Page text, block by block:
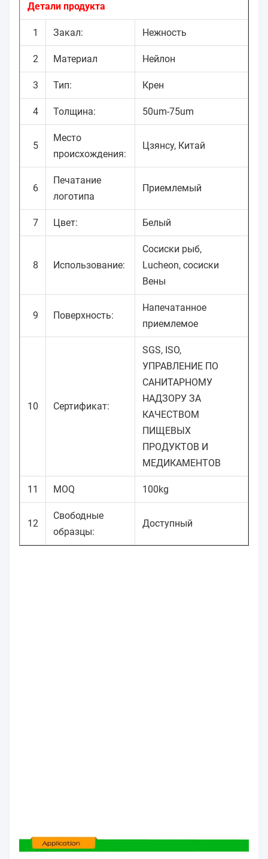
Детали продукта
1 Закал: Нежность
2 Материал Нейлон
3 Тип: Крен
4 Толщина: 50um-75um
5
Место
происхождения:
Цзянсу, Китай
6
Печатание
логотипа
Приемлемый
7 Цвет: Белый
8 Использование:
Сосиски рыб,
Lucheon, сосиски
Вены
9 Поверхность:
Напечатанное
приемлемое
10 Сертификат:
SGS, ISO,
УПРАВЛЕНИЕ ПО
САНИТАРНОМУ
НАДЗОРУ ЗА
КАЧЕСТВОМ
ПИЩЕВЫХ
ПРОДУКТОВ И
МЕДИКАМЕНТОВ
11 MOQ 100kg
12
Свободные
образцы:
Доступный